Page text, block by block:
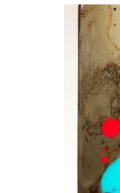
Contact
Mon compte
Recherche